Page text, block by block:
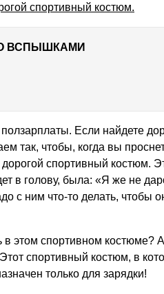
спортивный костюм.
ВСПЫШКАМИ
Если найдете
так, чтобы, когда вы
спортивный костюм.
в голову, была: «Я же не
с ним что-то делать, чтобы
в этом спортивном костюме?
спортивный костюм, в
только для зарядки!